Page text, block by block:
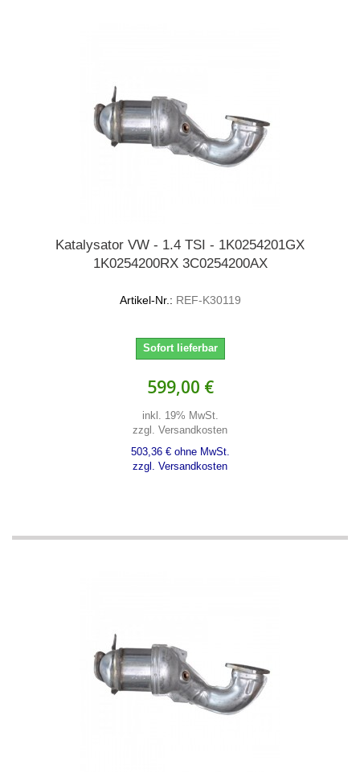
Katalysator VW - 1.4 TSI - 1K0254201GX
1K0254200RX 3C0254200AX
Artikel-Nr.: REF-K30119
Sofort lieferbar
599,00 €
inkl. 19% MwSt.
zzgl. Versandkosten
503,36 € ohne MwSt.
zzgl. Versandkosten